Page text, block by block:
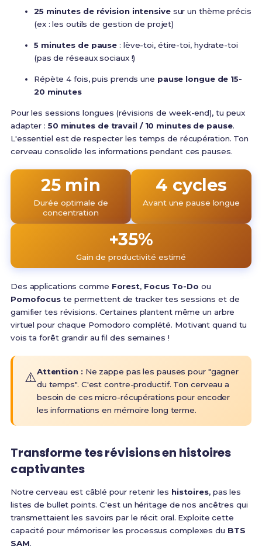
25 minutes de révision intensivesur un thème précis
(ex : les outils de gestion de projet)
5 minutes de pause : lève-toi, étire-toi, hydrate-toi
(pas de réseaux sociaux !)
Répète 4 fois, puis prends une pause longue de 15-
20 minutes
Pour les sessions longues (révisions de week-end), tu peux
adapter : 50 minutes de travail / 10 minutes de pause.
L'essentiel est de respecter les temps de récupération. Ton
cerveau consolide les informations pendant ces pauses.
25 min
Durée optimale de
concentration
4 cycles
Avant une pause longue
+35%
Gain de productivité estimé
Des applications comme Forest, Focus To-Do ou
Pomofocus te permettent de tracker tes sessions et de
gamifier tes révisions. Certaines plantent même un arbre
virtuel pour chaque Pomodoro complété. Motivant quand tu
vois ta forêt grandir au fil des semaines !
⚠️Attention : Ne zappe pas les pauses pour "gagner
du temps". C'est contre-productif. Ton cerveau a
besoin de ces micro-récupérations pour encoder
les informations en mémoire long terme.
Transforme tes révisions en histoires
captivantes
Notre cerveau est câblé pour retenir les histoires, pas les
listes de bullet points. C'est un héritage de nos ancêtres qui
transmettaient les savoirs par le récit oral. Exploite cette
capacité pour mémoriser les processus complexes du BTS
SAM.